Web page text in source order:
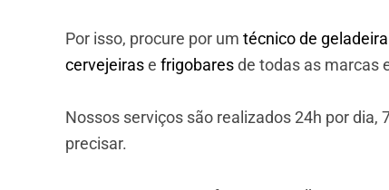
Por isso, procure por um técnico de geladeira
cervejeirase frigobaresde todas as marcas
Nossos serviços são realizados 24h por
precisar.